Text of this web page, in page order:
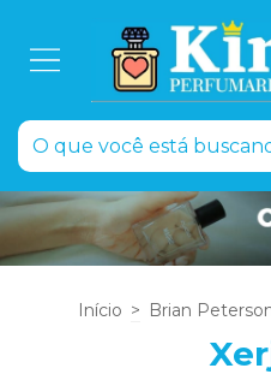
Início > Brian